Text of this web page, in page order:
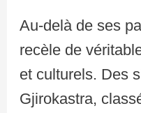
Au-delà de ses
recèle de
et culturels. Des
Gjirokastra,